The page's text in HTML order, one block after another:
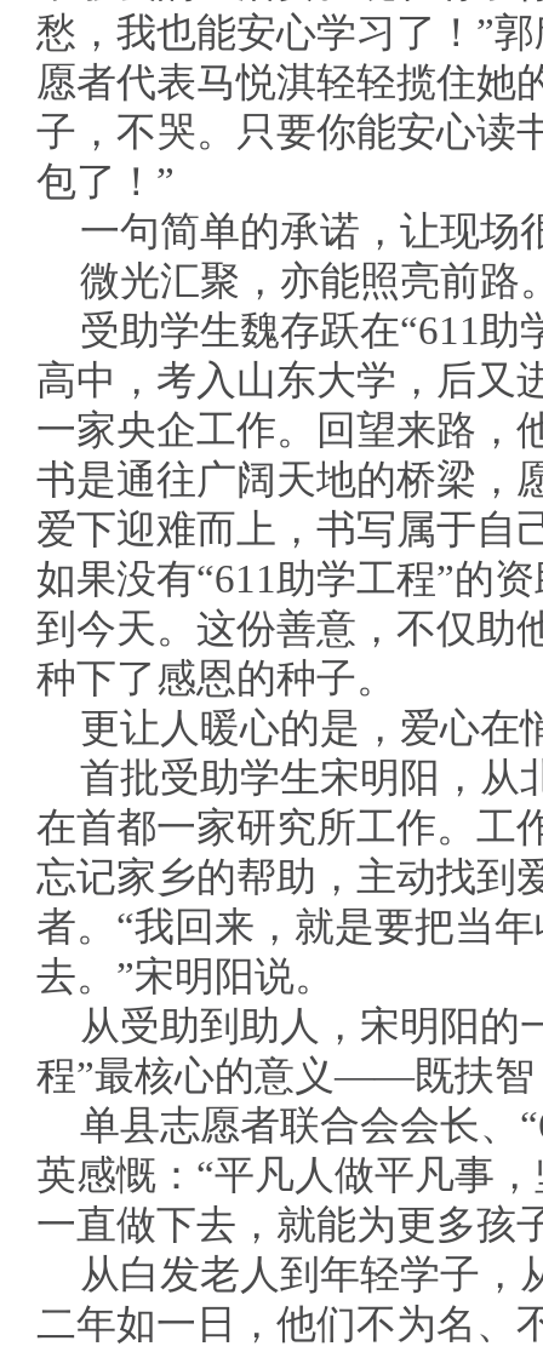
愁，我也能安心学习了！”
愿者代表马悦淇轻轻揽住她
子，不哭。只要你能安心读
包了！”
一句简单的承诺，让现场
微光汇聚，亦能照亮前路
受助学生魏存跃在“611助
高中，考入山东大学，后又
一家央企工作。回望来路，
书是通往广阔天地的桥梁，
爱下迎难而上，书写属于自
如果没有“611助学工程”的
到今天。这份善意，不仅助
种下了感恩的种子。
更让人暖心的是，爱心在
首批受助学生宋明阳，从
在首都一家研究所工作。工
忘记家乡的帮助，主动找到
者。“我回来，就是要把当
去。”宋明阳说。
从受助到助人，宋明阳的
程”最核心的意义——既扶智
单县志愿者联合会会长、
英感慨：“平凡人做平凡事
一直做下去，就能为更多孩
从白发老人到年轻学子，
二年如一日，他们不为名、